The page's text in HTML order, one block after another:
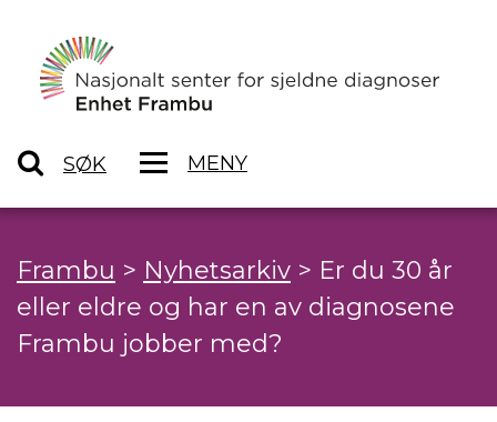
SØK MENY
Frambu > Nyhetsarkiv > Er du 30 år
eller eldre og har en av diagnosene
Frambu jobber med?